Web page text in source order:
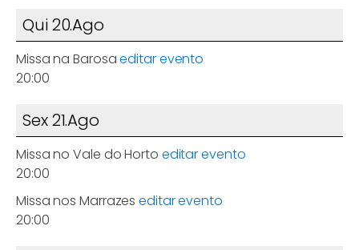
Qui 20.Ago
Missa na Barosaeditar evento
20:00
Sex 21.Ago
Missa no Vale do Horto editar evento
20:00
Missa nos Marrazes editar evento
20:00